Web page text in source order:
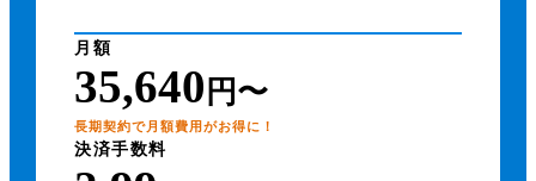
月額
35,640 円〜
長期契約で月額費用がお得に！
決済手数料